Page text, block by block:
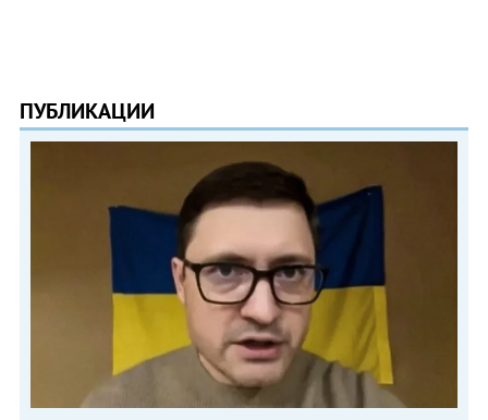
ПУБЛИКАЦИИ